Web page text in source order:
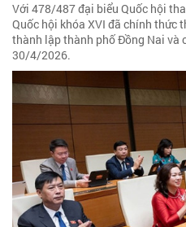
Với 478/487 đại biểu Quốc hội
Quốc hội khóa XVI đã chính thức
thành lập thành phố Đồng Nai và
30/4/2026.